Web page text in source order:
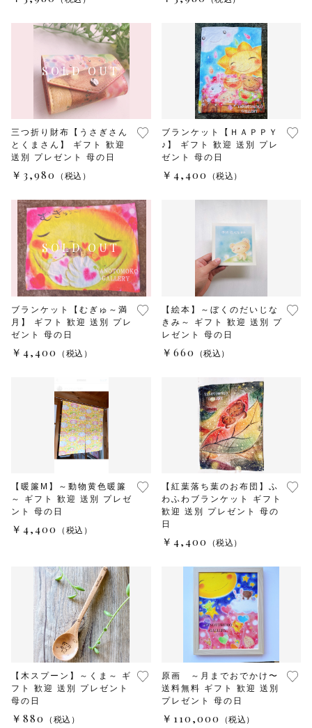
三つ折り財布【うさぎさん
とくまさん】 ギフト 歓迎
送別 プレゼント 母の日
￥3,980 （税込）
ブランケット【ＨＡＰＰＹ
♪】 ギフト 歓迎 送別 プレ
ゼント 母の日
￥4,400 （税込）
ブランケット【むぎゅ～満
月】 ギフト 歓迎 送別 プレ
ゼント 母の日
￥4,400 （税込）
【絵本】～ぼくのだいじな
きみ～ ギフト 歓迎 送別 プ
レゼント 母の日
￥660 （税込）
【暖簾M】～動物黄色暖簾
～ ギフト 歓迎 送別 プレゼ
ント 母の日
￥4,400 （税込）
【紅葉落ち葉のお布団】ふ
わふわブランケット ギフト
歓迎 送別 プレゼント 母の
日
￥4,400 （税込）
【木スプーン】～くま～ ギ
フト 歓迎 送別 プレゼント
母の日
￥880 （税込）
原画 ～月までおでかけ〜
送料無料 ギフト 歓迎 送別
プレゼント 母の日
￥110,000 （税込）